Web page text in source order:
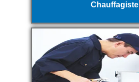
Chauffagiste